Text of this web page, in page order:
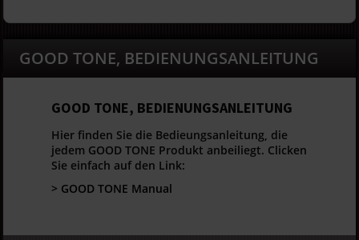
GOOD TONE, BEDIENUNGSANLEITUNG
GOOD TONE, BEDIENUNGSANLEITUNG
Hier finden Sie die Bedieungsanleitung, die
jedem GOOD TONE Produkt anbeiliegt. Clicken
Sie einfach auf den Link:
> GOOD TONE Manual